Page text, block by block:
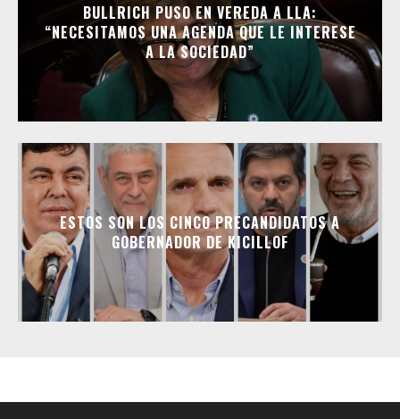
BULLRICH PUSO EN VEREDA A LLA:
“NECESITAMOS UNA AGENDA QUE LE INTERESE
A LA SOCIEDAD”
ESTOS SON LOS CINCO PRECANDIDATOS A
GOBERNADOR DE KICILLOF